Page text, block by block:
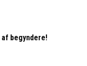
begyndere!